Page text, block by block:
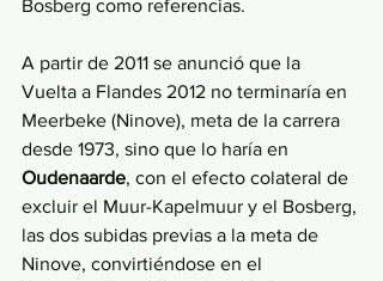
Bosberg como referencias.
A partir de 2011 se anunció que la
Vuelta a Flandes 2012 no terminaría en
Meerbeke (Ninove), meta de la carrera
desde 1973, sino que lo haría en
Oudenaarde, con el efecto colateral de
excluir el Muur-Kapelmuur y el Bosberg,
las dos subidas previas a la meta de
Ninove, convirtiéndose en el